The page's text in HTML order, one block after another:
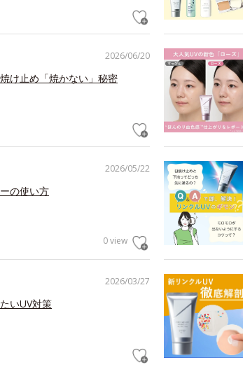
2026/06/20
け止め「焼かない」秘密
2026/05/22
の使い方
0 view
2026/03/27
いUV対策